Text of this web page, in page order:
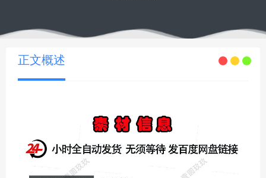
当前位置：壹圆玖玖资源 国外清洗屋顶地面横屏小说推文素材解压自媒体高清海外短视频引流
正文概述